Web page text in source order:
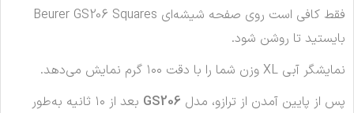
فقط کافی است روی صفحه شیشه‌ای Beurer GS206 Squares
بایستید تا روشن شود.
نمایشگر آبی XL وزن شما را با دقت ۱۰۰ گرم نمایش می‌دهد.
پس از پایین آمدن از ترازو، مدل GS206
بعد از ۱۰ ثانیه به‌طور